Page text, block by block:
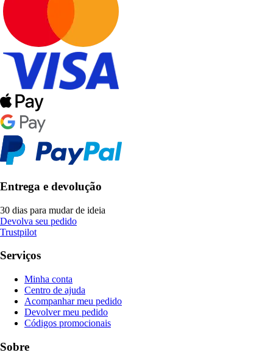
Entrega e devolução
30 dias para mudar de ideia
Devolva seu pedido
Trustpilot
Serviços
Minha conta
Centro de ajuda
Acompanhar meu pedido
Devolver meu pedido
Códigos promocionais
Sobre